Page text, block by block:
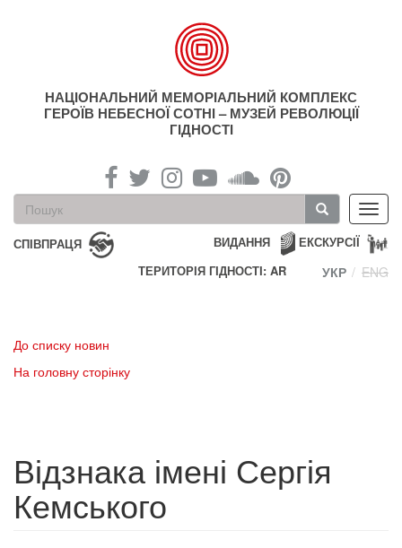
НАЦІОНАЛЬНИЙ МЕМОРІАЛЬНИЙ КОМПЛЕКС
ГЕРОЇВ НЕБЕСНОЇ СОТНІ – МУЗЕЙ РЕВОЛЮЦІЇ
ГІДНОСТІ
Пошукова
форма
Пошук
СПІВПРАЦЯ ЕКСКУРСІЇ
ВИДАННЯ
ТЕРИТОРІЯ ГІДНОСТІ: AR
УКР ENG
До списку новин
На головну сторінку
Відзнака імені Сергія
Кемського